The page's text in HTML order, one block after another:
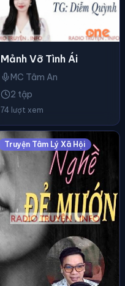
Mảnh Vỡ Tình Ái
MC Tâm An
2 tập
74 lượt xem
Truyện Tâm Lý Xã Hội